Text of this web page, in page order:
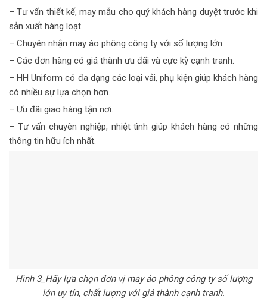
– Tư vấn thiết kế, may mẫu cho quý khách hàng duyệt trước khi
sản xuất hàng loạt.
– Chuyên nhận may áo phông công ty với số lượng lớn.
– Các đơn hàng có giá thành ưu đãi và cực kỳ cạnh tranh.
– HH Uniform có đa dạng các loại vải, phụ kiện giúp khách hàng
có nhiều sự lựa chọn hơn.
– Ưu đãi giao hàng tận nơi.
– Tư vấn chuyên nghiệp, nhiệt tình giúp khách hàng có những
thông tin hữu ích nhất.
Hình 3_Hãy lựa chọn đơn vị may áo phông công ty số lượng
lớn uy tín, chất lượng với giá thành cạnh tranh.